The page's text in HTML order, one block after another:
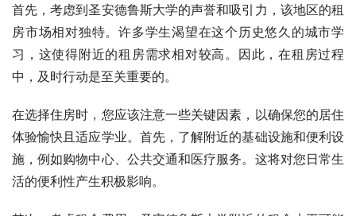
首先，考虑到圣安德鲁斯大学的声誉和吸引力，该地区的租
房市场相对独特。许多学生渴望在这个历史悠久的城市学
习，这使得附近的租房需求相对较高。因此，在租房过程
中，及时行动是至关重要的。
在选择住房时，您应该注意一些关键因素，以确保您的居住
体验愉快且适应学业。首先，了解附近的基础设施和便利设
施，例如购物中心、公共交通和医疗服务。这将对您日常生
活的便利性产生积极影响。